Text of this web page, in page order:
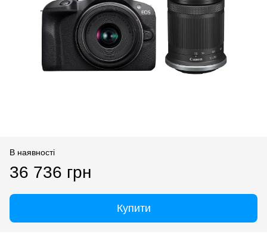
В наявності
36 736 грн
Купити